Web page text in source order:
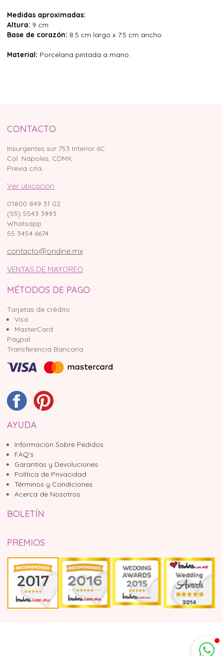
Medidas aproximadas:
Altura: 9 cm
Base de corazón: 8.5 cm largo x 7.5 cm ancho
Material: Porcelana pintada a mano.
CONTACTO
Insurgentes sur 753 Interior 6C
Col. Nápoles, CDMX.
Previa cita.
Ver ubicación
01800 849 31 02
(55) 5543 3993
Whatsapp
55 3454 6674
contacto@ondine.mx
VENTAS DE MAYOREO
MÉTODOS DE PAGO
Tarjetas de crédito
Visa
MasterCard
Paypal
Transferencia Bancaria
AYUDA
Información Sobre Pedidos
FAQ's
Garantías y Devoluciones
Política de Privacidad
Términos y Condiciones
Acerca de Nosotros
BOLETÍN
PREMIOS